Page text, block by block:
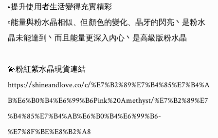
▫️提升使用者生活變得充實精彩
▫️能量與粉水晶相似、但顏色的變化、晶牙的閃亮丶是粉水
晶未能達到丶而且能量更深入內心丶是高級版粉水晶
💫粉紅紫水晶現貨連結
https://shineandlove.co/c/%E7%B2%89%E7%B4%85%E7%B4%A
B%E6%B0%B4%E6%99%B6Pink%20Amethyst/%E7%B2%89%E7
%B4%85%E7%B4%AB%E6%B0%B4%E6%99%B6-
%E7%8F%BE%E8%B2%A8